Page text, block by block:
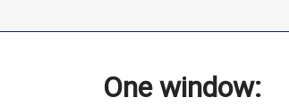
One window: